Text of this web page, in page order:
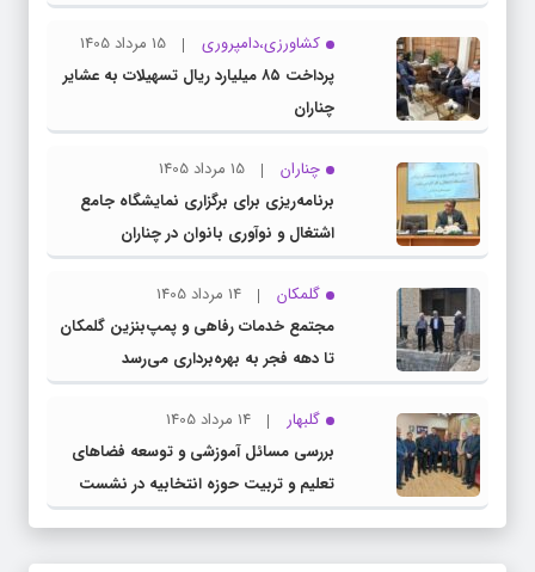
کشاورزی،دامپروری
15 مرداد 1405
پرداخت ۸۵ میلیارد ریال تسهیلات به عشایر
چناران
چناران
15 مرداد 1405
برنامه‌ریزی برای برگزاری نمایشگاه جامع
اشتغال و نوآوری بانوان در چناران
گلمکان
14 مرداد 1405
مجتمع خدمات رفاهی و پمپ‌بنزین گلمکان
تا دهه فجر به بهره‌برداری می‌رسد
گلبهار
14 مرداد 1405
بررسی مسائل آموزشی و توسعه فضاهای
تعلیم و تربیت حوزه انتخابیه در نشست
مشترک عضو کمیسیون آموزش مجلس با